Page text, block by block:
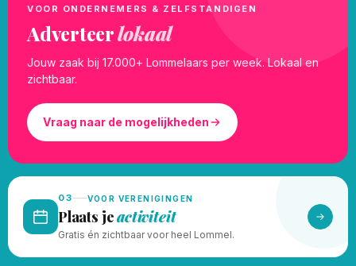
VOOR ONDERNEMERS & ZELFSTANDIGEN
Adverteerlokaal
Jouw zaak bij 17.000+ Lommelaars per week. Lokaal en
zichtbaar.
Vraag naar de mogelijkheden
03 VOOR VERENIGINGEN
Plaats jeactiviteit
Gratis én zichtbaar voor heel Lommel.